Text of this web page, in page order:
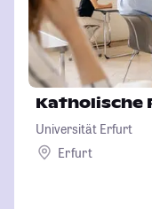
Katholische
Universität Erfurt
Erfurt